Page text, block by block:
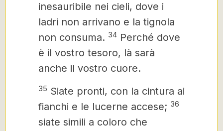
inesauribile nei cieli, dove i
ladri non arrivano e la tignola
non consuma. 34 Perché dove
è il vostro tesoro, là sarà
anche il vostro cuore.
35 Siate pronti, con la cintura ai
fianchi e le lucerne accese; 36
siate simili a coloro che